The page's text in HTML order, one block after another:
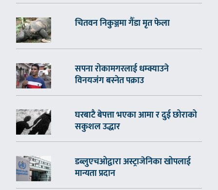
चितवन निकुञ्जमा गैँडा मृत फेला
सपना रोकामगरलाई धम्क्याउने
विनयजंग बस्नेत पक्राउ
घरबाटै बेपत्ता भएका आमा र दुई छोराको
सकुशल उद्धार
डब्लुएचओद्वारा अस्ट्राजेनिका खोपलाई
मान्यता प्रदान